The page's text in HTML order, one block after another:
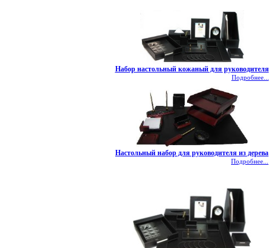
Набор настольный кожаный для руководителя
Подробнее...
Настольный набор для руководителя из дерева
Подробнее...